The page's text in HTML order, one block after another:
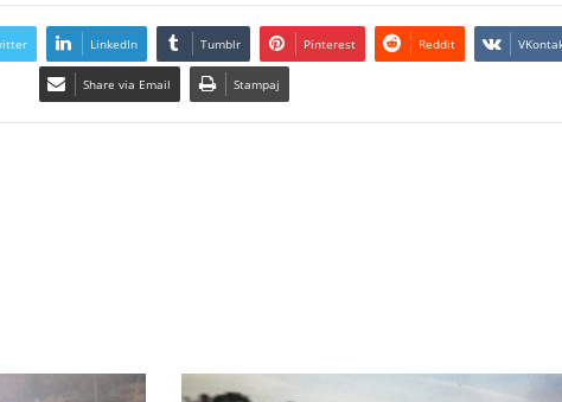
LinkedIn Tumblr Pinterest Reddit
Share via Email Stampaj